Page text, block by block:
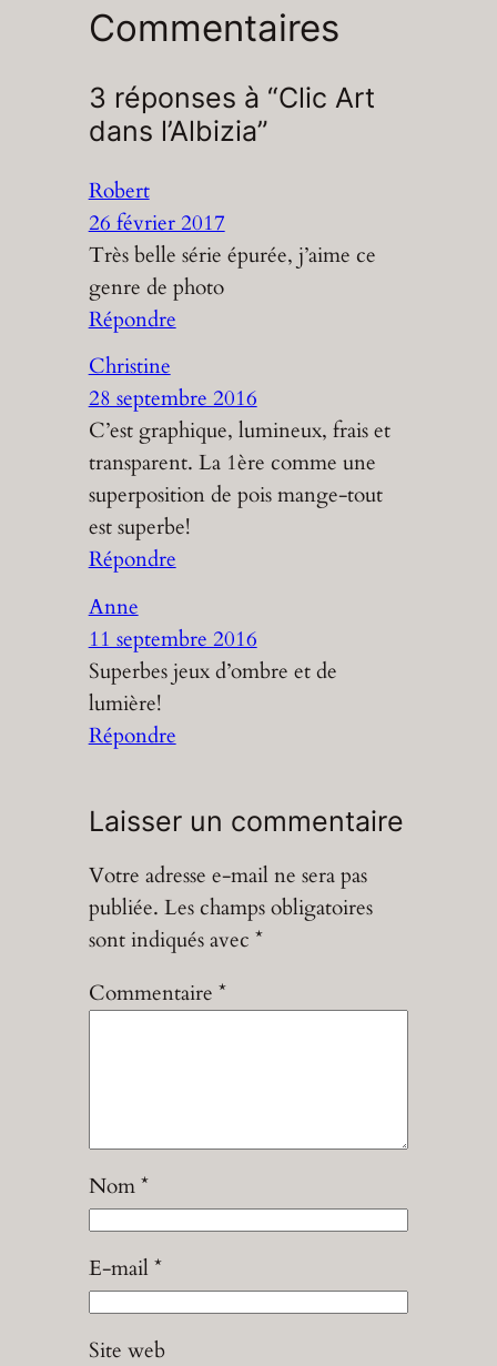
Commentaires
3 réponses à “Clic Art
dans l’Albizia”
Robert
26 février 2017
Très belle série épurée, j’aime ce
genre de photo
Répondre
Christine
28 septembre 2016
C’est graphique, lumineux, frais et
transparent. La 1ère comme une
superposition de pois mange-tout
est superbe!
Répondre
Anne
11 septembre 2016
Superbes jeux d’ombre et de
lumière!
Répondre
Laisser un commentaire
Votre adresse e-mail ne sera pas
publiée. Les champs obligatoires
sont indiqués avec *
Commentaire *
Nom*
E-mail*
Site web